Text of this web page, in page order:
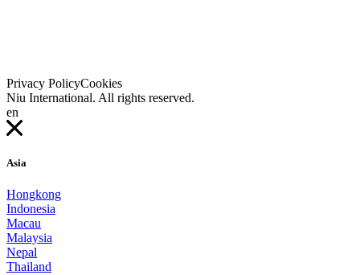
Privacy PolicyCookies
Niu International. All rights reserved.
en
Asia
Hongkong
Indonesia
Macau
Malaysia
Nepal
Thailand